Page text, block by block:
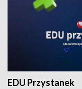
EDU Przystanek